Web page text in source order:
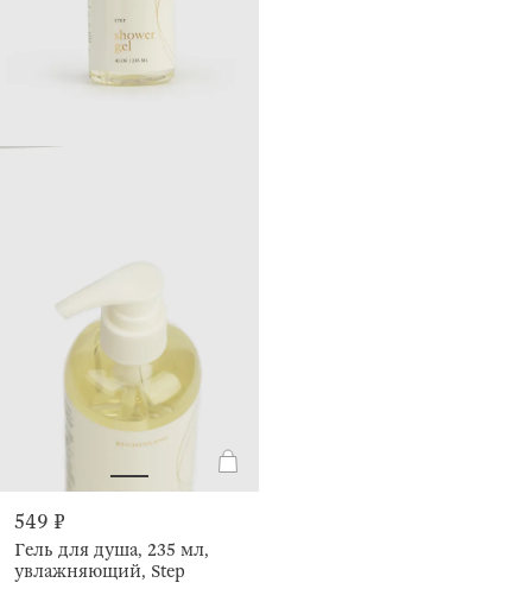
549 ₽
Гель для душа, 235 мл,
увлажняющий, Step